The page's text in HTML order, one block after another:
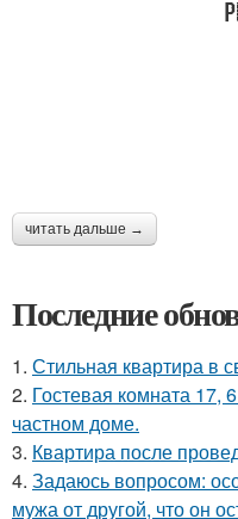
читать дальше →
Последние
1. Стильная квартира в
2. Гостевая комната 17,
частном доме.
3. Квартира после
4. Задаюсь вопросом:
мужа от другой, что он